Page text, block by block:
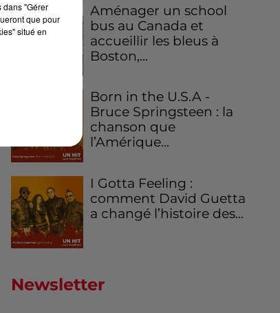
Aménager un school
bus au Canada et
accueillir les bleus à
Boston,...
Born in the U.S.A -
Bruce Springsteen : la
chanson que
l’Amérique...
I Gotta Feeling :
comment David Guetta
a changé l’histoire des...
Newsletter
dans "Gérer
que pour
situé en